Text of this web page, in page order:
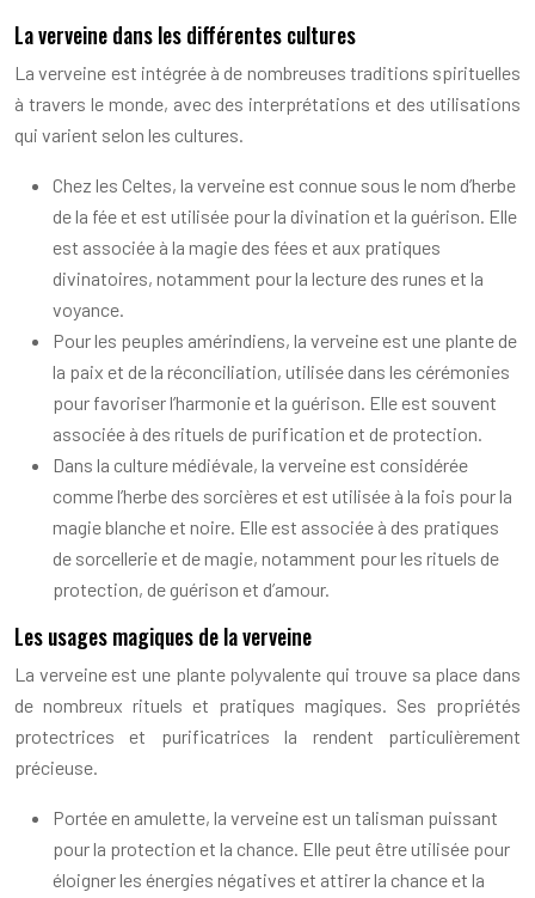
La verveine dans les différentes cultures
La verveine est intégrée à de nombreuses traditions spirituelles
à travers le monde, avec des interprétations et des utilisations
qui varient selon les cultures.
Chez les Celtes, la verveine est connue sous le nom d’herbe
de la fée et est utilisée pour la divination et la guérison. Elle
est associée à la magie des fées et aux pratiques
divinatoires, notamment pour la lecture des runes et la
voyance.
Pour les peuples amérindiens, la verveine est une plante de
la paix et de la réconciliation, utilisée dans les cérémonies
pour favoriser l’harmonie et la guérison. Elle est souvent
associée à des rituels de purification et de protection.
Dans la culture médiévale, la verveine est considérée
comme l’herbe des sorcières et est utilisée à la fois pour la
magie blanche et noire. Elle est associée à des pratiques
de sorcellerie et de magie, notamment pour les rituels de
protection, de guérison et d’amour.
Les usages magiques de la verveine
La verveine est une plante polyvalente qui trouve sa place dans
de nombreux rituels et pratiques magiques. Ses propriétés
protectrices et purificatrices la rendent particulièrement
précieuse.
Portée en amulette, la verveine est un talisman puissant
pour la protection et la chance. Elle peut être utilisée pour
éloigner les énergies négatives et attirer la chance et la